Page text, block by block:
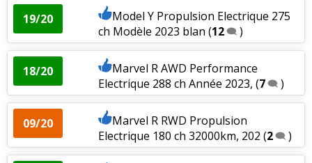
19/20
Model Y Propulsion Electrique 275
ch Modèle 2023 blan (12 )
18/20
Marvel R AWD Performance
Electrique 288 ch Année 2023, (7 )
09/20
Marvel R RWD Propulsion
Electrique 180 ch 32000km, 202 (2 )